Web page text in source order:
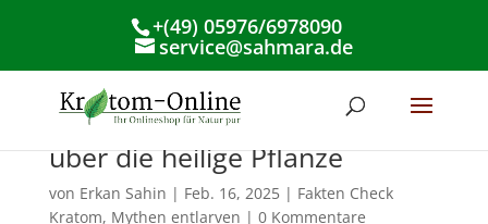
+(49) 05976/6978090
service@sahmara.de
Kratom – Mythen und Fakten
über die heilige Pflanze
von Erkan Sahin | Feb. 16, 2025| Fakten Check
Kratom, Mythen entlarven | 0 Kommentare